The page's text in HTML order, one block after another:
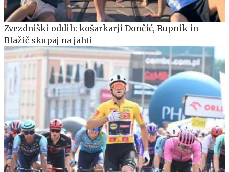
Zvezdniški oddih: košarkarji Dončić, Rupnik in
Blažič skupaj na jahti